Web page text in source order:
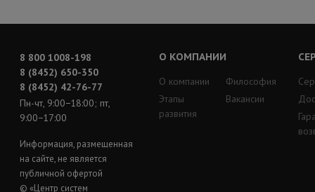
8 800 1008-198
8 (8452) 650-350
8 (8452) 42-76-77
Пн-чт, 9:00−18:00; пт,
9:00−17:00
Информация, размещенная
на сайте, не является
публичной офертой
© «Центр систем
О КОМПАНИИ
О компании
Этапы
развития
Философия
Вакансии